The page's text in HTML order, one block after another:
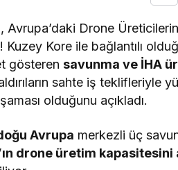
Avrupa’daki Drone
Kore ile bağlantılı
gösterensavunma ve İHA
sahte iş teklifleriyle
olduğunu açıkladı.
Avrupa merkezli üç
drone üretim kapasitesini